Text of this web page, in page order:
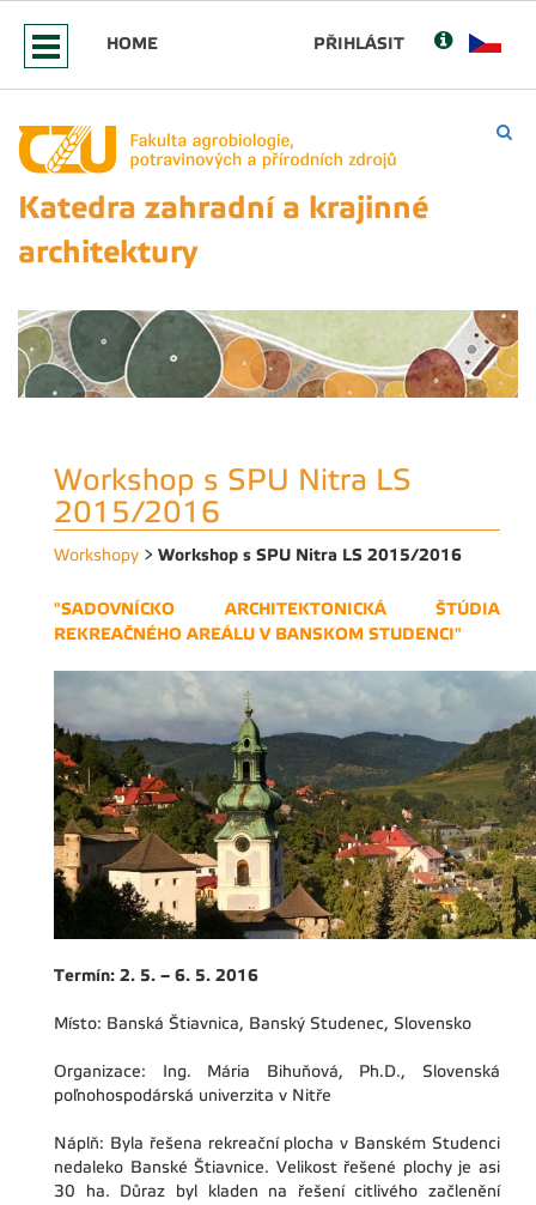
HOME PŘIHLÁSIT
Katedra zahradní a krajinné
architektury
Workshop s SPU Nitra LS
2015/2016
Workshopy > Workshop s SPU Nitra LS 2015/2016
"SADOVNÍCKO ARCHITEKTONICKÁ ŠTÚDIA
REKREAČNÉHO AREÁLU V BANSKOM STUDENCI"
Termín: 2. 5. – 6. 5. 2016
Místo: Banská Štiavnica, Banský Studenec, Slovensko
Organizace: Ing. Mária Bihuňová, Ph.D., Slovenská
poľnohospodárská univerzita v Nitře
Náplň: Byla řešena rekreační plocha v Banském Studenci
nedaleko Banské Štiavnice. Velikost řešené plochy je asi
30 ha. Důraz byl kladen na řešení citlivého začlenění